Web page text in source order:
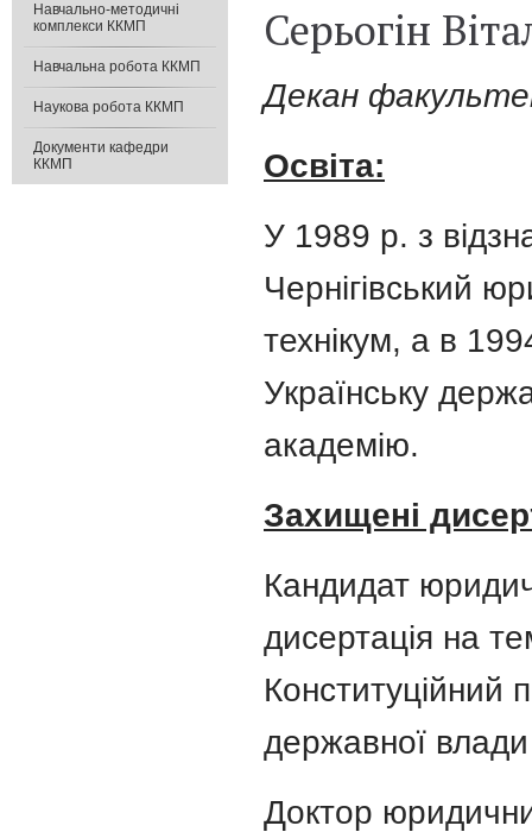
Серьогін
Декан
Освіта:
У 1989 р. з
Чернігівський
технікум, а в
Українську
академію.
Захищені
Кандидат
дисертація на
Конституційний
державної
Доктор
Навчально-методичні
комплекси ККМП
Навчальна робота ККМП
Наукова робота ККМП
Документи кафедри
ККМП